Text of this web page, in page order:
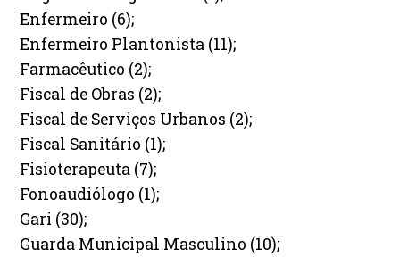
Enfermeiro (6);
Enfermeiro Plantonista (11);
Farmacêutico (2);
Fiscal de Obras (2);
Fiscal de Serviços Urbanos (2);
Fiscal Sanitário (1);
Fisioterapeuta (7);
Fonoaudiólogo (1);
Gari (30);
Guarda Municipal Masculino (10);